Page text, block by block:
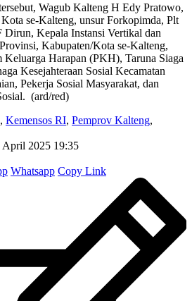
Wagub Kalteng H Edy Pratowo,
se-Kalteng, unsur Forkopimda, Plt
Kepala Instansi Vertikal dan
Kabupaten/Kota se-Kalteng,
Keluarga Harapan (PKH), Taruna Siaga
Kesejahteraan Sosial Kecamatan
Pekerja Sosial Masyarakat, dan
(ard/red)
, Kemensos RI, Pemprov Kalteng,
April 2025 19:35
Whatsapp Copy Link